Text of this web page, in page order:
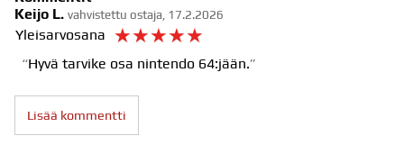
Keijo L. vahvistettu ostaja, 17.2.2026
Yleisarvosana ☆☆☆☆☆
Hyvä tarvike osa nintendo 64:jään.
Lisää kommentti